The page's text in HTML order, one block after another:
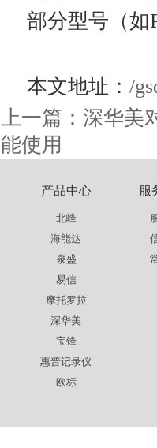
部分型号（如
本文地址： /
上一篇： 深华美
能使用
产品中心
北峰
海能达
泉盛
易信
摩托罗拉
深华美
宝锋
惠普记录仪
欧标
服